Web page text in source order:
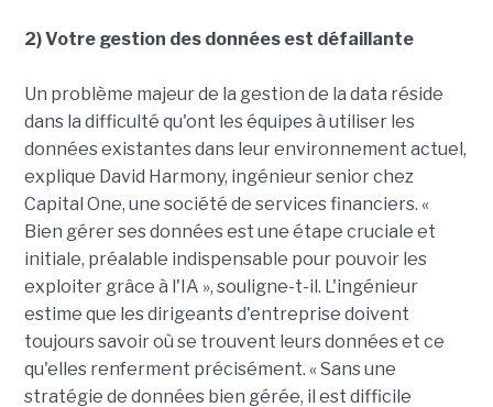
2) Votre gestion des données est défaillante
Un problème majeur de la gestion de la data réside
dans la difficulté qu'ont les équipes à utiliser les
données existantes dans leur environnement actuel,
explique David Harmony, ingénieur senior chez
Capital One, une société de services financiers. «
Bien gérer ses données est une étape cruciale et
initiale, préalable indispensable pour pouvoir les
exploiter grâce à l'IA », souligne-t-il. L'ingénieur
estime que les dirigeants d'entreprise doivent
toujours savoir où se trouvent leurs données et ce
qu'elles renferment précisément. « Sans une
stratégie de données bien gérée, il est difficile